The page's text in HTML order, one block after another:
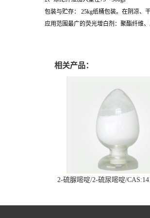
包装与贮存： 25kg纸桶包装。在阴凉、
应用范围最广的荧光增白剂：聚酯纤维
相关产品：
2-硫脲嘧啶/2-硫尿嘧啶/